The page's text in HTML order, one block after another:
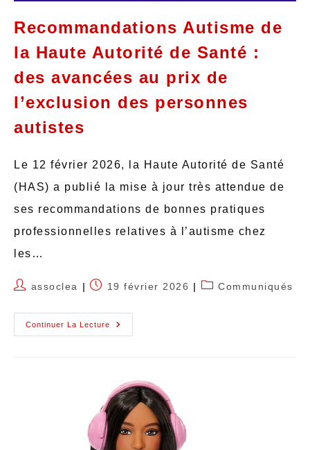
Recommandations Autisme de
la Haute Autorité de Santé :
des avancées au prix de
l’exclusion des personnes
autistes
Le 12 février 2026, la Haute Autorité de Santé
(HAS) a publié la mise à jour très attendue de
ses recommandations de bonnes pratiques
professionnelles relatives à l’autisme chez
les…
assoclea 19 février 2026 Communiqués
Continuer La Lecture